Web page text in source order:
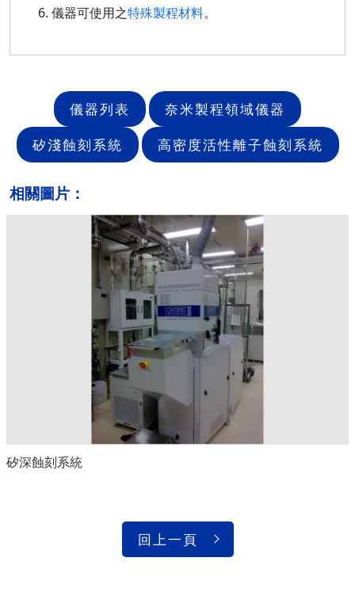
儀器可使用之特殊製程材料。
儀器列表
奈米製程領域儀器
矽淺蝕刻系統
高密度活性離子蝕刻系統
相關圖片：
矽深蝕刻系統
回上一頁